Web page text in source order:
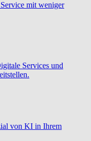
mit weniger
Services und
von KI in Ihrem